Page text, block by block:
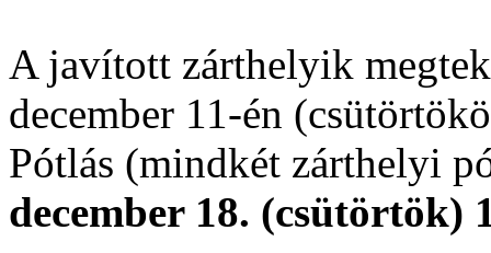
A javított zárthelyik
december 11-én
Pótlás (mindkét zárthelyi
december 18. (csütörtök)